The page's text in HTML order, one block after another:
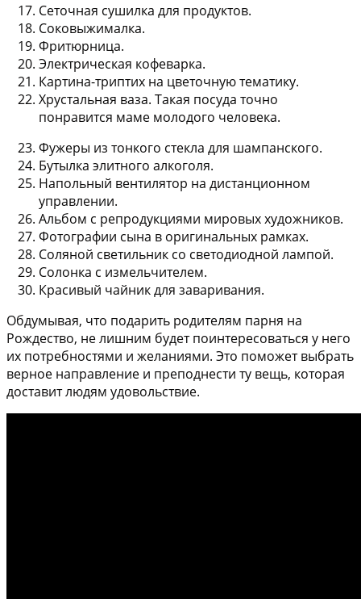
Сеточная сушилка для продуктов.
Соковыжималка.
Фритюрница.
Электрическая кофеварка.
Картина-триптих на цветочную тематику.
Хрустальная ваза. Такая посуда точно
понравится маме молодого человека.
Фужеры из тонкого стекла для шампанского.
Бутылка элитного алкоголя.
Напольный вентилятор на дистанционном
управлении.
Альбом с репродукциями мировых художников.
Фотографии сына в оригинальных рамках.
Соляной светильник со светодиодной лампой.
Солонка с измельчителем.
Красивый чайник для заваривания.
Обдумывая, что подарить родителям парня на
Рождество, не лишним будет поинтересоваться у него
их потребностями и желаниями. Это поможет выбрать
верное направление и преподнести ту вещь, которая
доставит людям удовольствие.